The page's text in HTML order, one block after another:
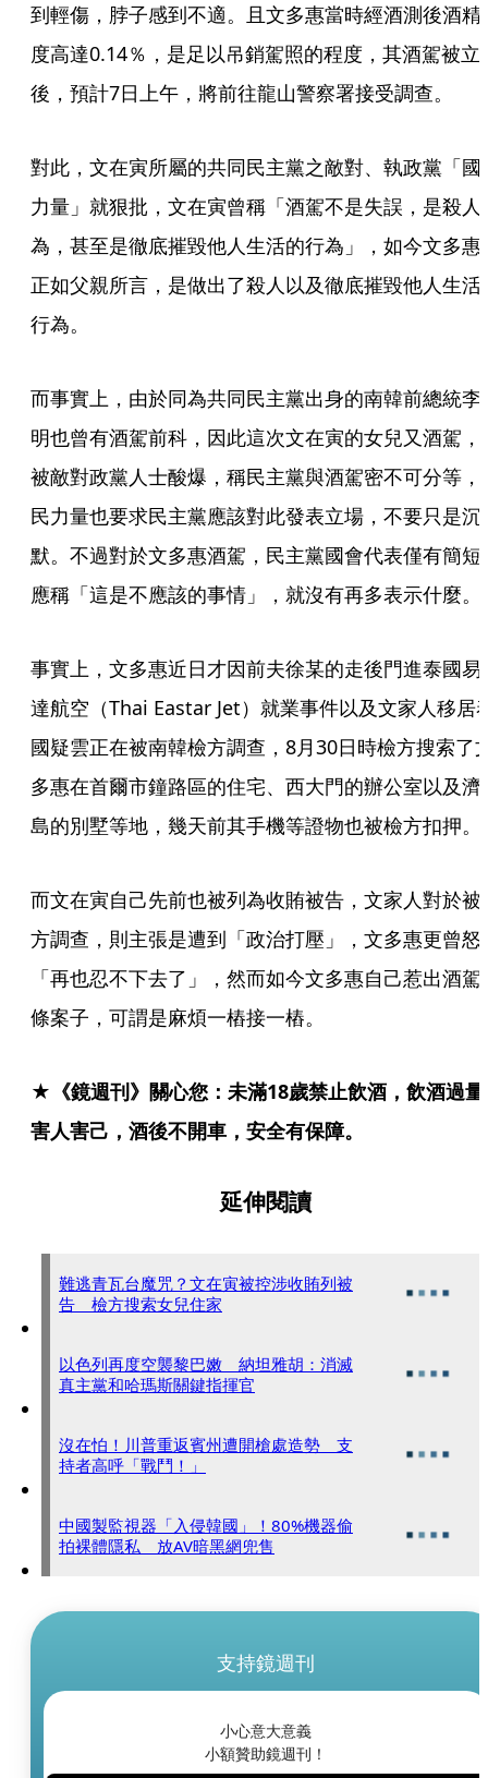
到輕傷，脖子感到不適。且文多惠當時經酒測後酒精
度高達0.14％，是足以吊銷駕照的程度，其酒駕被立
後，預計7日上午，將前往龍山警察署接受調查。
對此，文在寅所屬的共同民主黨之敵對、執政黨「國
力量」就狠批，文在寅曾稱「酒駕不是失誤，是殺人
為，甚至是徹底摧毀他人生活的行為」，如今文多惠
正如父親所言，是做出了殺人以及徹底摧毀他人生活
行為。
而事實上，由於同為共同民主黨出身的南韓前總統李
明也曾有酒駕前科，因此這次文在寅的女兒又酒駕，
被敵對政黨人士酸爆，稱民主黨與酒駕密不可分等，
民力量也要求民主黨應該對此發表立場，不要只是沉
默。不過對於文多惠酒駕，民主黨國會代表僅有簡短
應稱「這是不應該的事情」，就沒有再多表示什麼。
事實上，文多惠近日才因前夫徐某的走後門進泰國易
達航空（Thai Eastar Jet）就業事件以及文家人移居
國疑雲正在被南韓檢方調查，8月30日時檢方搜索了
多惠在首爾市鐘路區的住宅、西大門的辦公室以及濟
島的別墅等地，幾天前其手機等證物也被檢方扣押。
而文在寅自己先前也被列為收賄被告，文家人對於被
方調查，則主張是遭到「政治打壓」，文多惠更曾怒
「再也忍不下去了」，然而如今文多惠自己惹出酒駕
條案子，可謂是麻煩一樁接一樁。
★《鏡週刊》關心您：未滿18歲禁止飲酒，飲酒過量
害人害己，酒後不開車，安全有保障。
延伸閱讀
難逃青瓦台魔咒？文在寅被控涉收賄列被
告 檢方搜索女兒住家
以色列再度空襲黎巴嫩 納坦雅胡：消滅
真主黨和哈瑪斯關鍵指揮官
沒在怕！川普重返賓州遭開槍處造勢 支
持者高呼「戰鬥！」
中國製監視器「入侵韓國」！80%機器偷
拍裸體隱私 放AV暗黑網兜售
支持鏡週刊
小心意大意義
小額贊助鏡週刊！